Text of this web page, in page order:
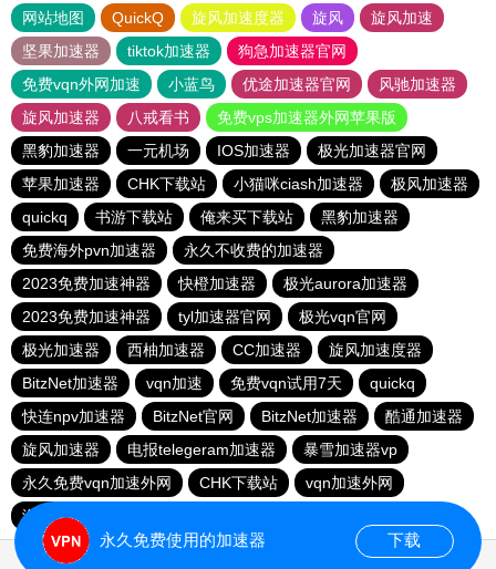
网站地图 QuickQ 旋风加速度器 旋风
旋风加速
坚果加速器
tiktok加速器
狗急加速器官网
免费vqn外网加速
小蓝鸟 优途加速器官网
风驰加速器
旋风加速器
八戒看书
免费vps加速器外网苹果版
黑豹加速器
一元机场 IOS加速器
极光加速器官网
苹果加速器
CHK下载站 小猫咪ciash加速器
极风加速器
quickq
书游下载站 俺来买下载站
黑豹加速器
免费海外pvn加速器
永久不收费的加速器
2023免费加速神器
快橙加速器
极光aurora加速器
2023免费加速神器
tyl加速器官网
极光vqn官网
极光加速器
西柚加速器 CC加速器
旋风加速度器
BitzNet加速器
vqn加速 免费vqn试用7天
quickq
快连npv加速器
BitzNet官网 BitzNet加速器
酷通加速器
旋风加速器
电报telegeram加速器
暴雪加速器vp
永久免费vqn加速外网
CHK下载站
vqn加速外网
海鸥下载站
永久免费使用的加速器 下载